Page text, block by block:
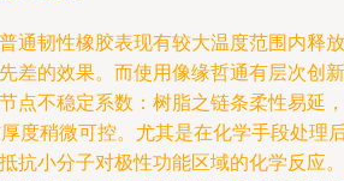
通韧性橡胶表现有较大温度范围内释放
差的效果。而使用像缘哲通有层次创新
点不稳定系数：树脂之链条柔性易延，
度稍微可控。尤其是在化学手段处理
抗小分子对极性功能区域的化学反应。